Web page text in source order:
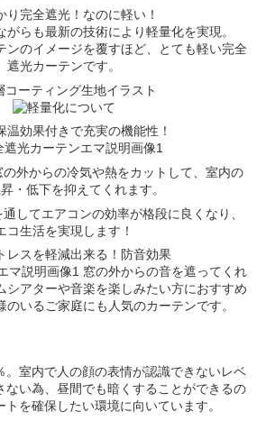
り完全遮光！なのに軽い！
がらも最新の技術により軽量化を実現。
ンのイメージを覆すほど、とても軽い完全
遮光カーテンです。
温効果付きで充実の機能性！
の外からの冷気や熱をカットして、室内の
・低下を抑えてくれます。
してエアコンの効率が格段に良くなり、
コ生活を実現します！
レスを軽減出来る！防音効果
窓の外からの音を遮ってくれ
シアターや音楽を楽しみたい方におすすめ
のいるご家庭にも人気のカーテンです。
。室内で人の顔の表情が認識できないレベ
ない為、昼間でも暗くすることができるの
を確保したい環境に向いています。